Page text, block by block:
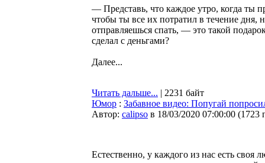
— Представь, что каждое утро, когда ты
чтобы ты все их потратил в течение дня,
отправляешься спать, — это такой
сделал с деньгами?
Далее...
Читать дальше... | 2231 байт
Юмор : Забавное видео: Попугай
Автор: calipso в 18/03/2020 07:00:00 (1723
Естественно, у каждого из нас есть